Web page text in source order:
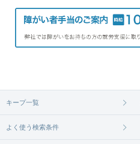
キープ一覧
よく使う検索条件